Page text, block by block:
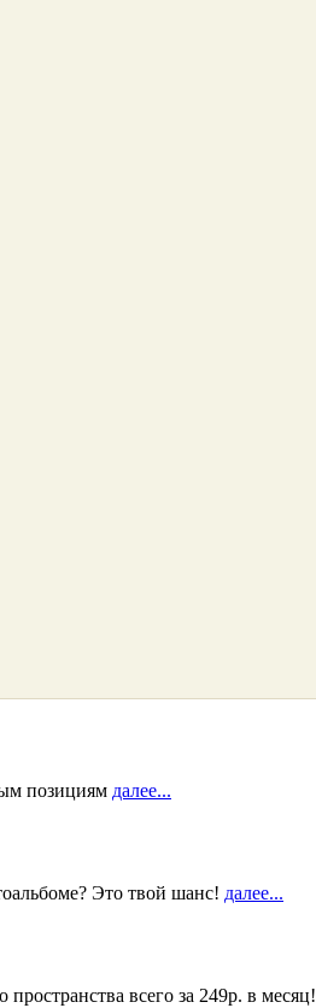
позициям далее...
Это твой шанс! далее...
всего за 249р. в месяц!